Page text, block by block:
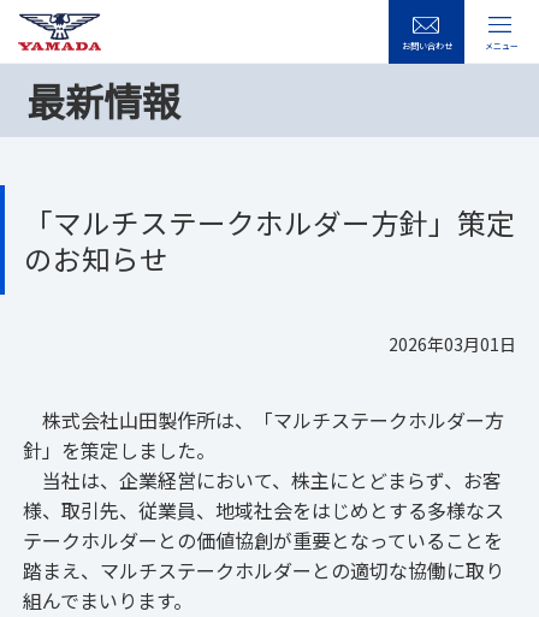
お問い合わせ メニュー
最新情報
「マルチステークホルダー方針」策定
のお知らせ
2026年03月01日
株式会社山田製作所は、「マルチステークホルダー方
針」を策定しました。
当社は、企業経営において、株主にとどまらず、お客
様、取引先、従業員、地域社会をはじめとする多様なス
テークホルダーとの価値協創が重要となっていることを
踏まえ、マルチステークホルダーとの適切な協働に取り
組んでまいります。